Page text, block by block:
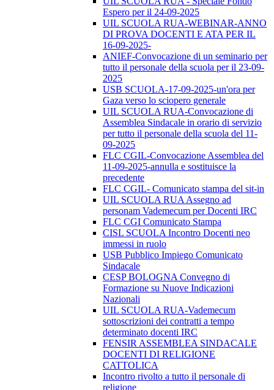
Espero per il 24-09-2025
UIL SCUOLA RUA-WEBINAR-ANNO
DI PROVA DOCENTI E ATA PER IL
16-09-2025-
ANIEF-Convocazione di un seminario per
tutto il personale della scuola per il 23-09-
2025
USB SCUOLA-17-09-2025-un'ora per
Gaza verso lo sciopero generale
UIL SCUOLA RUA-Convocazione di
Assemblea Sindacale in orario di servizio
per tutto il personale della scuola del 11-
09-2025
FLC CGIL-Convocazione Assemblea del
11-09-2025-annulla e sostituisce la
precedente
FLC CGIL- Comunicato stampa del sit-in
UIL SCUOLA RUA Assegno ad
personam Vademecum per Docenti IRC
FLC CGI Comunicato Stampa
CISL SCUOLA Incontro Docenti neo
immessi in ruolo
USB Pubblico Impiego Comunicato
Sindacale
CESP BOLOGNA Convegno di
Formazione su Nuove Indicazioni
Nazionali
UIL SCUOLA RUA-Vademecum
sottoscrizioni dei contratti a tempo
determinato docenti IRC
FENSIR ASSEMBLEA SINDACALE
DOCENTI DI RELIGIONE
CATTOLICA
Incontro rivolto a tutto il personale di
religione